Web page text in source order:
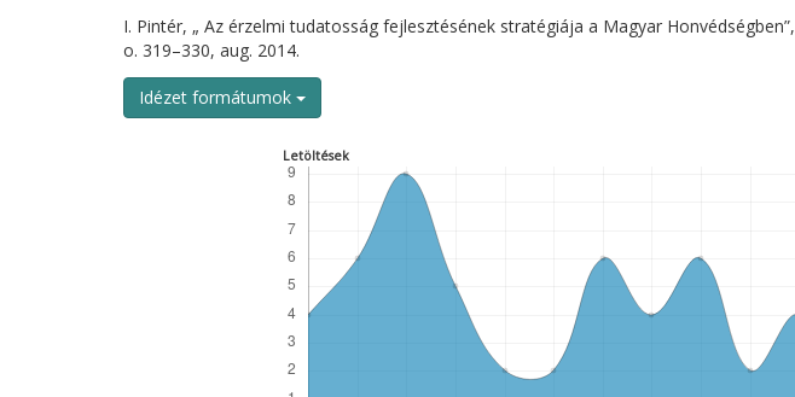
I. Pintér, „ Az érzelmi tudatosság fejlesztésének stratégiája a Magyar Honvédségben”,
o. 319–330, aug. 2014.
Idézet formátumok
Letöltések